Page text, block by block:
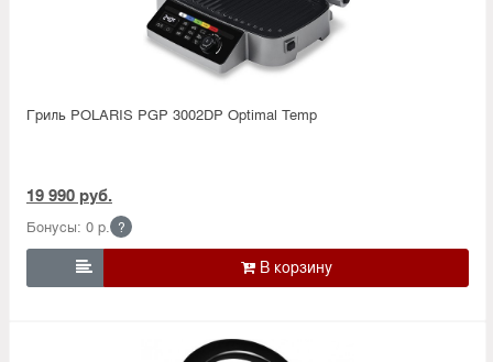
Гриль POLARIS PGP 3002DP Optimal Temp
19 990 руб.
Бонусы: 0 р. ?
